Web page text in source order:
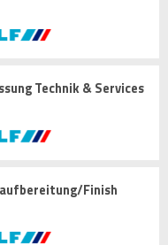
Technik & Services
Finish